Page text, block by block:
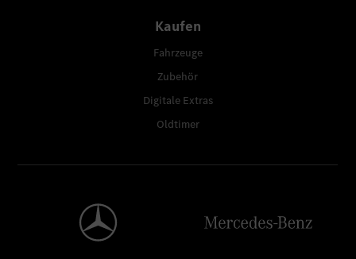
Kaufen
Fahrzeuge
Zubehör
Digitale Extras
Oldtimer